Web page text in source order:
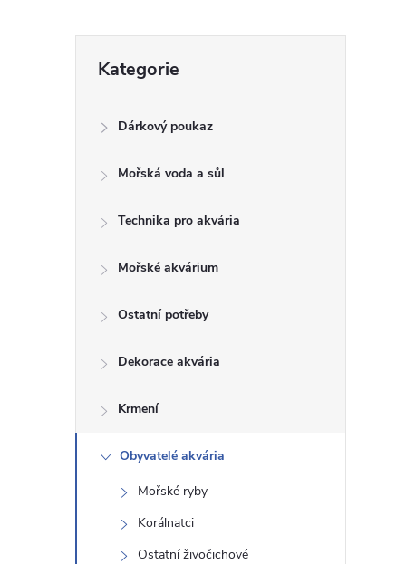
kategorie
Kategorie
Dárkový poukaz
Mořská voda a sůl
Technika pro akvária
Mořské akvárium
Ostatní potřeby
Dekorace akvária
Krmení
Obyvatelé akvária
Mořské ryby
Korálnatci
Ostatní živočichové